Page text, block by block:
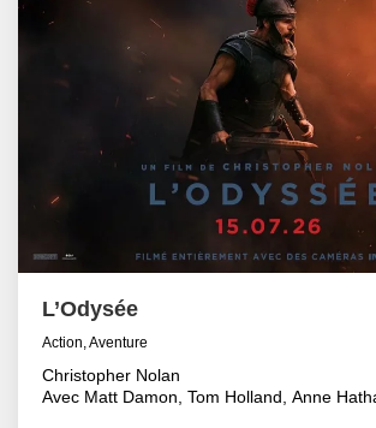
L’Odysée
Action, Aventure
Christopher Nolan
Avec Matt Damon, Tom Holland, Anne